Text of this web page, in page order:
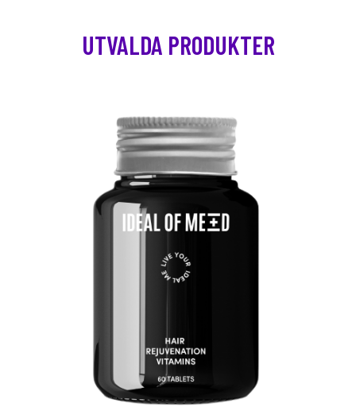
UTVALDA PRODUKTER